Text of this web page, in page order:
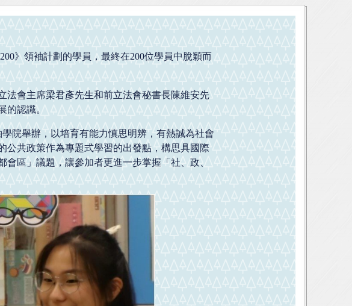
》領袖計劃的學員，最終在200位學員中脫穎而
法會主席梁君彥先生和前立法會秘書長陳維安先
的認識。
院舉辦，以培育有能力慎思明辨，有熱誠為社會
公共政策作為專題式學習的出發點，構思具國際
區」議題，讓參加者更進一步掌握「社、政、